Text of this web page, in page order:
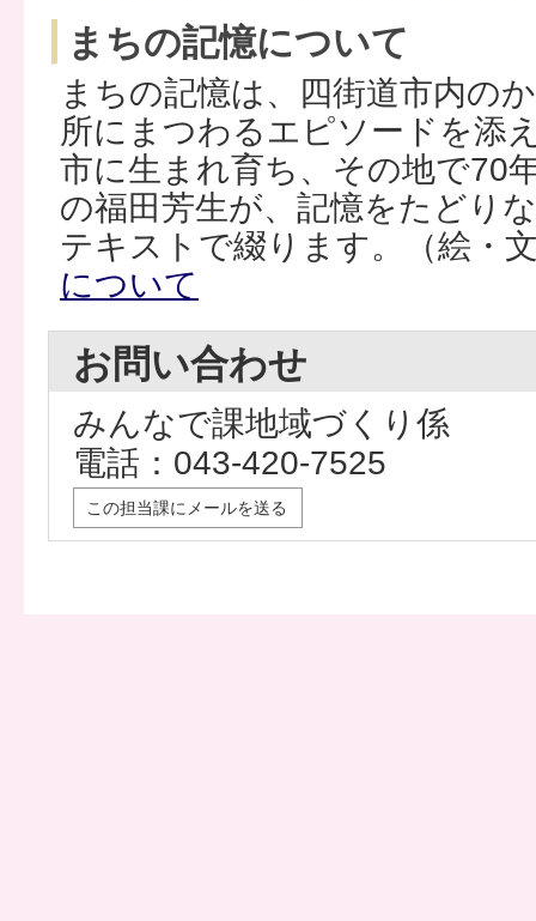
まちの記憶について
まちの記憶は、四街道市内の
所にまつわるエピソードを添
市に生まれ育ち、その地で70
の福田芳生が、記憶をたどり
テキストで綴ります。（絵・
について
お問い合わせ
みんなで課地域づくり係
電話：043-420-7525
この担当課にメールを送る